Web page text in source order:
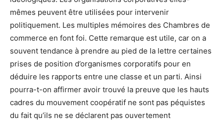
mêmes peuvent être utilisées pour intervenir
politiquement. Les multiples mémoires des Chambres de
commerce en font foi. Cette remarque est utile, car on a
souvent tendance à prendre au pied de la lettre certaines
prises de position d’organismes corporatifs pour en
déduire les rapports entre une classe et un parti. Ainsi
pourra-t-on affirmer avoir trouvé la preuve que les hauts
cadres du mouvement coopératif ne sont pas péquistes
du fait qu’ils ne se déclarent pas ouvertement